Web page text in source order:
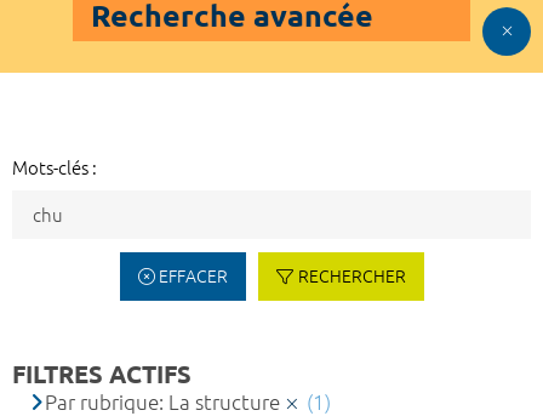
Recherche avancée
Mots-clés :
EFFACER RECHERCHER
FILTRES ACTIFS
Par rubrique: La structure (1)